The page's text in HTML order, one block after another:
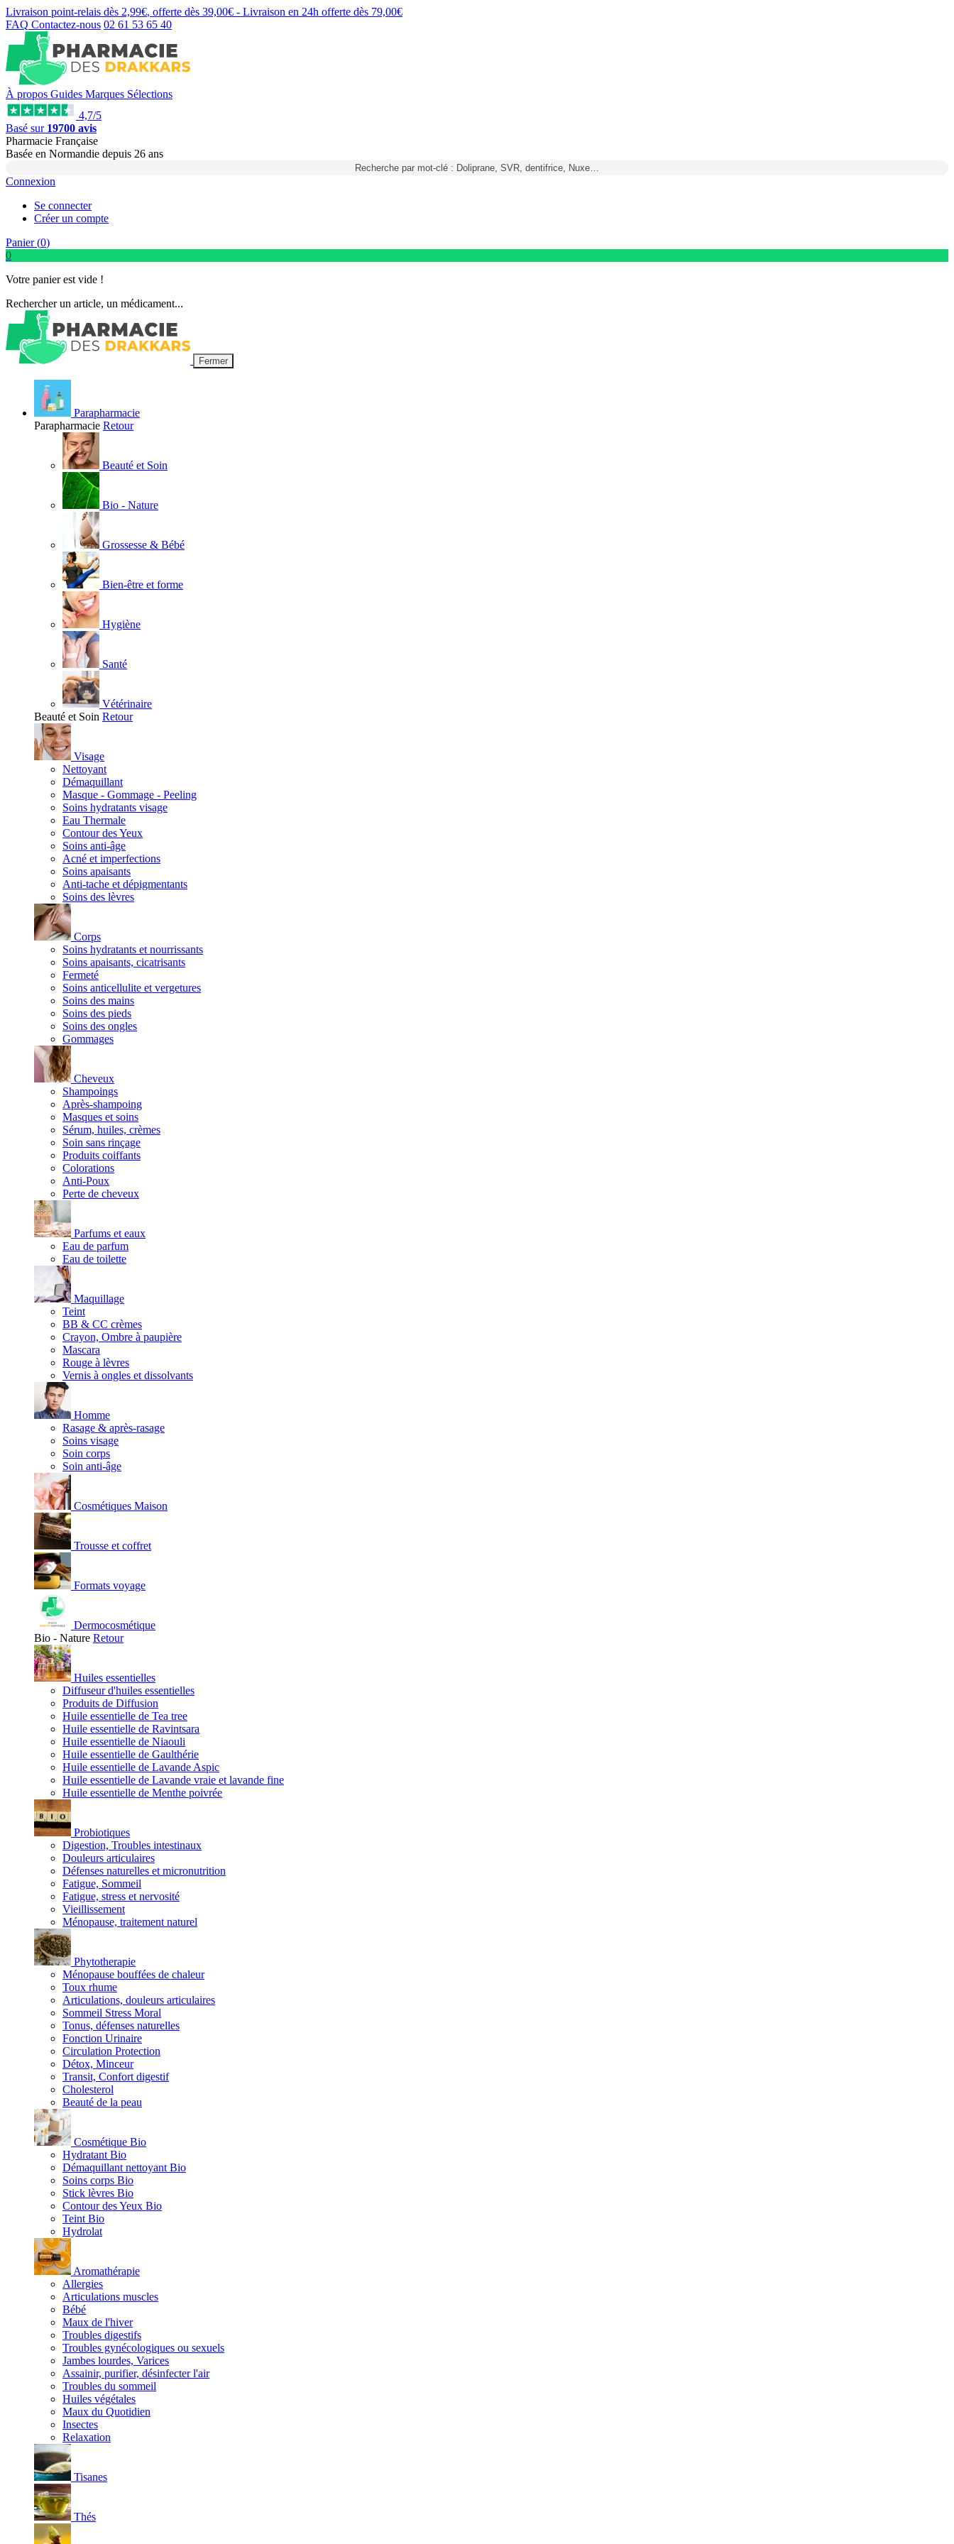
Livraison point-relais dès 2,99€, offerte dès 39,00€ - Livraison en 24h offerte dès 79,00€
FAQ Contactez-nous 02 61 53 65 40
À propos Guides Marques Sélections
4,7/5
Basé sur 19700 avis
Pharmacie Française
Basée en Normandie depuis 26 ans
Recherche par mot-clé : Doliprane, SVR, dentifrice, Nuxe…
Connexion
Se connecter
Créer un compte
Panier (0)
0
Votre panier est vide !
Rechercher un article, un médicament...
Fermer
Parapharmacie
Parapharmacie Retour
Beauté et Soin
Bio - Nature
Grossesse & Bébé
Bien-être et forme
Hygiène
Santé
Vétérinaire
Beauté et Soin Retour
Visage
Nettoyant
Démaquillant
Masque - Gommage - Peeling
Soins hydratants visage
Eau Thermale
Contour des Yeux
Soins anti-âge
Acné et imperfections
Soins apaisants
Anti-tache et dépigmentants
Soins des lèvres
Corps
Soins hydratants et nourrissants
Soins apaisants, cicatrisants
Fermeté
Soins anticellulite et vergetures
Soins des mains
Soins des pieds
Soins des ongles
Gommages
Cheveux
Shampoings
Après-shampoing
Masques et soins
Sérum, huiles, crèmes
Soin sans rinçage
Produits coiffants
Colorations
Anti-Poux
Perte de cheveux
Parfums et eaux
Eau de parfum
Eau de toilette
Maquillage
Teint
BB & CC crèmes
Crayon, Ombre à paupière
Mascara
Rouge à lèvres
Vernis à ongles et dissolvants
Homme
Rasage & après-rasage
Soins visage
Soin corps
Soin anti-âge
Cosmétiques Maison
Trousse et coffret
Formats voyage
Dermocosmétique
Bio - Nature Retour
Huiles essentielles
Diffuseur d'huiles essentielles
Produits de Diffusion
Huile essentielle de Tea tree
Huile essentielle de Ravintsara
Huile essentielle de Niaouli
Huile essentielle de Gaulthérie
Huile essentielle de Lavande Aspic
Huile essentielle de Lavande vraie et lavande fine
Huile essentielle de Menthe poivrée
Probiotiques
Digestion, Troubles intestinaux
Douleurs articulaires
Défenses naturelles et micronutrition
Fatigue, Sommeil
Fatigue, stress et nervosité
Vieillissement
Ménopause, traitement naturel
Phytotherapie
Ménopause bouffées de chaleur
Toux rhume
Articulations, douleurs articulaires
Sommeil Stress Moral
Tonus, défenses naturelles
Fonction Urinaire
Circulation Protection
Détox, Minceur
Transit, Confort digestif
Cholesterol
Beauté de la peau
Cosmétique Bio
Hydratant Bio
Démaquillant nettoyant Bio
Soins corps Bio
Stick lèvres Bio
Contour des Yeux Bio
Teint Bio
Hydrolat
Aromathérapie
Allergies
Articulations muscles
Bébé
Maux de l'hiver
Troubles digestifs
Troubles gynécologiques ou sexuels
Jambes lourdes, Varices
Assainir, purifier, désinfecter l'air
Troubles du sommeil
Huiles végétales
Maux du Quotidien
Insectes
Relaxation
Tisanes
Thés